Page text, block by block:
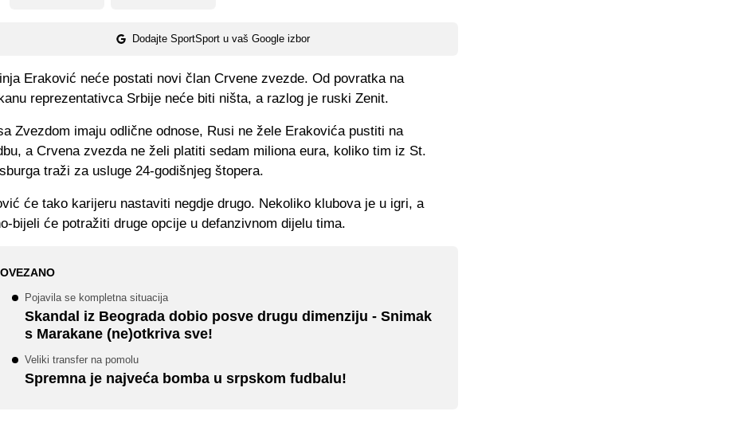
Dodajte SportSport u vaš Google izbor
Eraković neće postati novi član Crvene zvezde. Od povratka na
reprezentativca Srbije neće biti ništa, a razlog je ruski Zenit.
Zvezdom imaju odlične odnose, Rusi ne žele Erakovića pustiti na
a Crvena zvezda ne želi platiti sedam miliona eura, koliko tim iz St.
traži za usluge 24-godišnjeg štopera.
će tako karijeru nastaviti negdje drugo. Nekoliko klubova je u igri, a
bijeli će potražiti druge opcije u defanzivnom dijelu tima.
Pojavila se kompletna situacija
Skandal iz Beograda dobio posve drugu dimenziju - Snimak
s Marakane (ne)otkriva sve!
Veliki transfer na pomolu
Spremna je najveća bomba u srpskom fudbalu!